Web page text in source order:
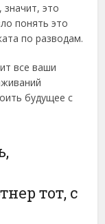
это
понять это
по разводам.
все ваши
будущее с
тот, с